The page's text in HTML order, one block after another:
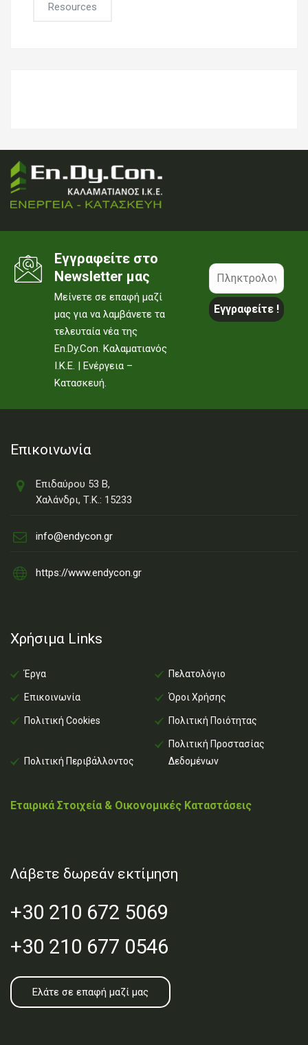
Resources
Εγγραφείτε στο
Newsletter μας
Μείνετε σε επαφή μαζί
μας για να λαμβάνετε τα
τελευταία νέα της
En.Dy.Con. Καλαματιανός
Ι.Κ.Ε. | Ενέργεια –
Κατασκευή.
Επικοινωνία
Επιδαύρου 53 Β,
Χαλάνδρι, Τ.Κ.: 15233
info@endycon.gr
https://www.endycon.gr
Χρήσιμα Links
Έργα Πελατολόγιο
Επικοινωνία Όροι Χρήσης
Πολιτική Cookies Πολιτική Ποιότητας
Πολιτική Περιβάλλοντος
Πολιτική Προστασίας
Δεδομένων
Εταιρικά Στοιχεία & Οικονομικές Καταστάσεις
Λάβετε δωρεάν εκτίμηση
+30 210 672 5069
+30 210 677 0546
Ελάτε σε επαφή μαζί μας